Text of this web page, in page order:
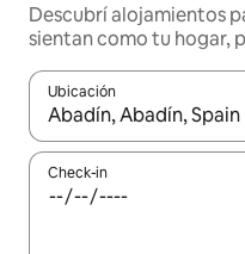
Descubrí alojamientos
sientan como tu hogar,
Ubicación
Cuando los resultados
Check-in